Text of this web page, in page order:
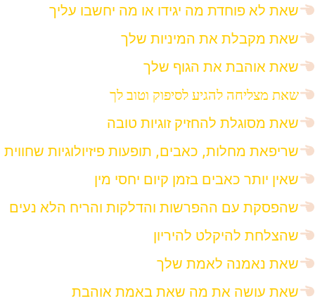
שאת לא פוחדת מה יגידו או מה יחשבו עליך
שאת מקבלת את המיניות שלך
שאת אוהבת את הגוף שלך
שאת מצליחה להגיע לסיפוק וטוב לך
שאת מסוגלת להחזיק זוגיות טובה
שריפאת מחלות, כאבים, תופעות פיזיולוגיות שחווית
שאין יותר כאבים בזמן קיום יחסי מין
שהפסקת עם ההפרשות והדלקות והריח הלא נעים
שהצלחת להיקלט להיריון
שאת נאמנה לאמת שלך
שאת עושה את מה שאת באמת אוהבת